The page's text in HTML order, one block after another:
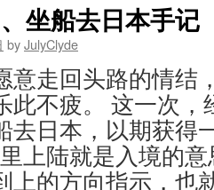
坐船去日本手记
byJulyClyde
意走回头路的情结
此不疲。 这一次，
去日本，以期获得
上陆就是入境的
上的方向指示，也